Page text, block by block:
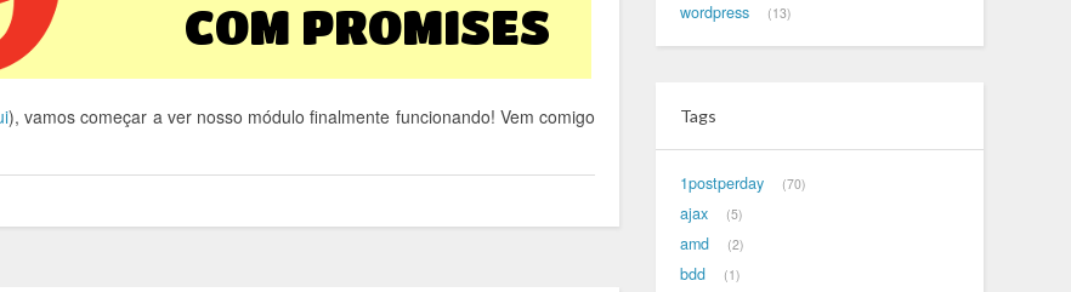
), vamos começar a ver nosso módulo finalmente funcionando! Vem comigo
wordpress 13
Tags
1postperday 70
ajax 5
amd 2
bdd 1